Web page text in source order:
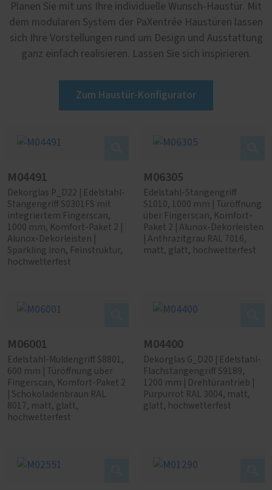
Planen Sie mit uns Ihre individuelle Wunsch-Haustür. Mit
dem modularen System der PaXentrée Haustüren lassen
sich Ihre Vorstellungen rund um Design und Ausstattung
ganz einfach realisieren. Lassen Sie sich inspirieren.
Zum Haustür-Konfigurator
M04491
Dekorglas P_D22 | Edelstahl-
Stangengriff S0301FS mit
integriertem Fingerscan,
1000 mm, Komfort-Paket 2 |
Alunox-Dekorleisten |
Sparkling iron, Feinstruktur,
hochwetterfest
M06305
Edelstahl-Stangengriff
S1010, 1000 mm | Türöffnung
über Fingerscan, Komfort-
Paket 2 | Alunox-Dekorleisten
| Anthrazitgrau RAL 7016,
matt, glatt, hochwetterfest
M06001
Edelstahl-Muldengriff S8801,
600 mm | Türöffnung über
Fingerscan, Komfort-Paket 2
| Schokoladenbraun RAL
8017, matt, glatt,
hochwetterfest
M04400
Dekorglas G_D20 | Edelstahl-
Flachstangengriff S9189,
1200 mm | Drehtürantrieb |
Purpurrot RAL 3004, matt,
glatt, hochwetterfest